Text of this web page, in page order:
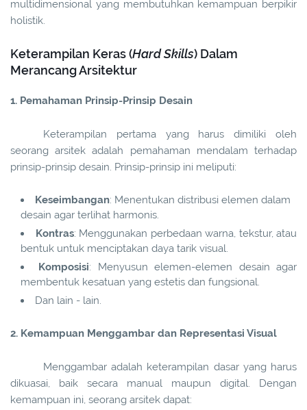
multidimensional yang membutuhkan kemampuan berpikir
holistik.
Keterampilan Keras (Hard Skills) Dalam
Merancang Arsitektur
1. Pemahaman Prinsip-Prinsip Desain
Keterampilan pertama yang harus dimiliki oleh
seorang arsitek adalah pemahaman mendalam terhadap
prinsip-prinsip desain. Prinsip-prinsip ini meliputi:
Keseimbangan: Menentukan distribusi elemen dalam
desain agar terlihat harmonis.
Kontras: Menggunakan perbedaan warna, tekstur, atau
bentuk untuk menciptakan daya tarik visual.
Komposisi: Menyusun elemen-elemen desain agar
membentuk kesatuan yang estetis dan fungsional.
Dan lain - lain.
2. Kemampuan Menggambar dan Representasi Visual
Menggambar adalah keterampilan dasar yang harus
dikuasai, baik secara manual maupun digital. Dengan
kemampuan ini, seorang arsitek dapat: